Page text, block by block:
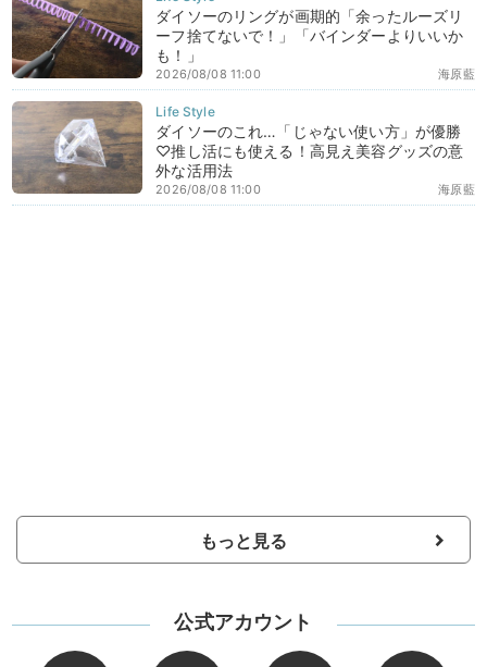
ダイソーのリングが画期的「余ったルーズリ
ーフ捨てないで！」「バインダーよりいいか
も！」
海原藍
2026/08/08 11:00
ダイソーのこれ…「じゃない使い方」が優勝
♡推し活にも使える！高見え美容グッズの意
外な活用法
海原藍
2026/08/08 11:00
もっと見る
公式アカウント